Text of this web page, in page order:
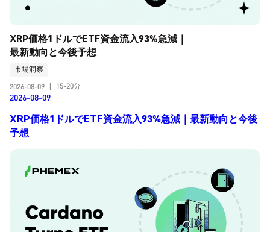
XRP価格1ドルでETF資金流入93%急減｜
最新動向と今後予想
市場洞察
2026-08-09
15-20分
2026-08-09
XRP価格1ドルでETF資金流入93%急減｜最新動向と今後
予想